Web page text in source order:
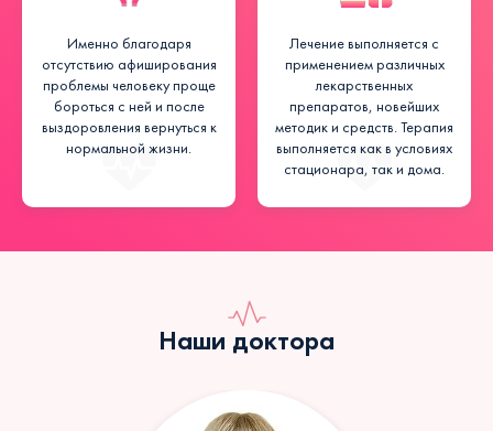
Именно благодаря
отсутствию афиширования
проблемы человеку проще
бороться с ней и после
выздоровления вернуться к
нормальной жизни.
Лечение выполняется с
применением различных
лекарственных
препаратов, новейших
методик и средств. Терапия
выполняется как в условиях
стационара, так и дома.
Наши доктора